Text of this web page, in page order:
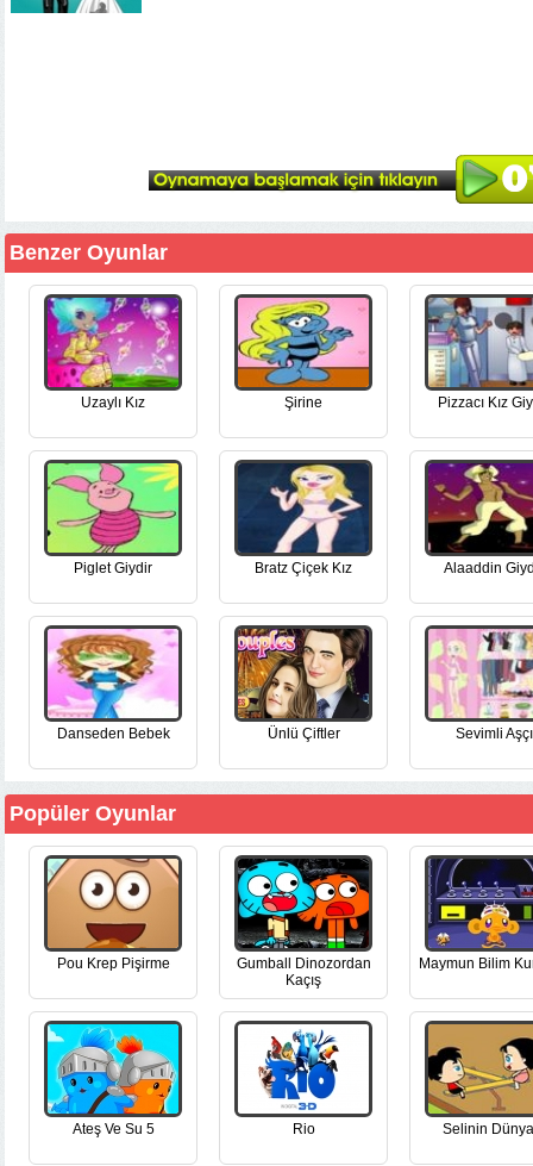
Benzer Oyunlar
Uzaylı Kız Şirine Pizzacı Kız
Piglet Giydir Bratz Çiçek Kız Alaaddin
Danseden Bebek Ünlü Çiftler Sevimli Aşçı
Popüler Oyunlar
Pou Krep Pişirme
Gumball Dinozordan
Kaçış
Maymun Bilim
Ateş Ve Su 5 Rio Selinin